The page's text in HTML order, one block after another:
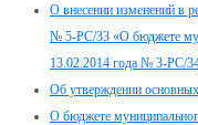
О внесении изменений в
№ 5-РС/33 «О бюджете
13.02.2014 года № 3-РС/
Об утверждении
О бюджете